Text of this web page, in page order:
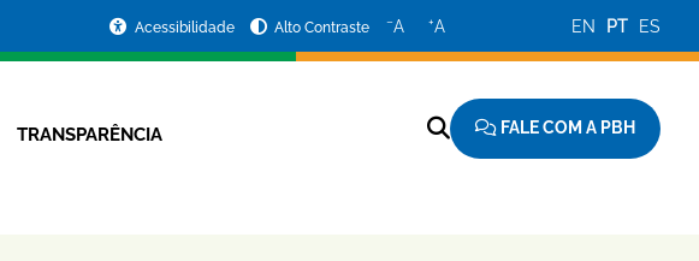
Acessibilidade Alto Contraste −A +A EN PT ES
TRANSPARÊNCIA FALE COM A PBH